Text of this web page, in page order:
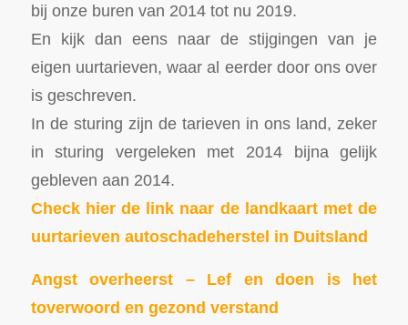
bij onze buren van 2014 tot nu 2019.
En kijk dan eens naar de stijgingen van je
eigen uurtarieven, waar al eerder door ons over
is geschreven.
In de sturing zijn de tarieven in ons land, zeker
in sturing vergeleken met 2014 bijna gelijk
gebleven aan 2014.
Check hier de link naar de landkaart met de
uurtarieven autoschadeherstel in Duitsland
Angst overheerst – Lef en doen is het
toverwoord en gezond verstand